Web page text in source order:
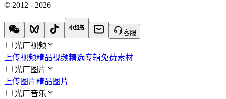
© 2012 - 2026
客服
光厂视频
上传视频精品视频精选专辑免费素材
光厂图片
上传图片精品图片
光厂音乐